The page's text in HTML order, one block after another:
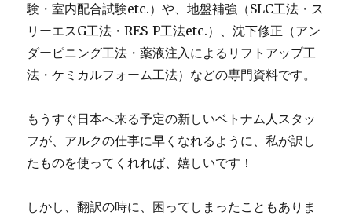
験・室内配合試験etc.）や、地盤補強（SLC工法・ス
リーエスG工法・RES-P工法etc.）、沈下修正（アン
ダーピニング工法・薬液注入によるリフトアップ工
法・ケミカルフォーム工法）などの専門資料です。
もうすぐ日本へ来る予定の新しいベトナム人スタッ
フが、アルクの仕事に早くなれるように、私が訳し
たものを使ってくれれば、嬉しいです！
しかし、翻訳の時に、困ってしまったこともありま